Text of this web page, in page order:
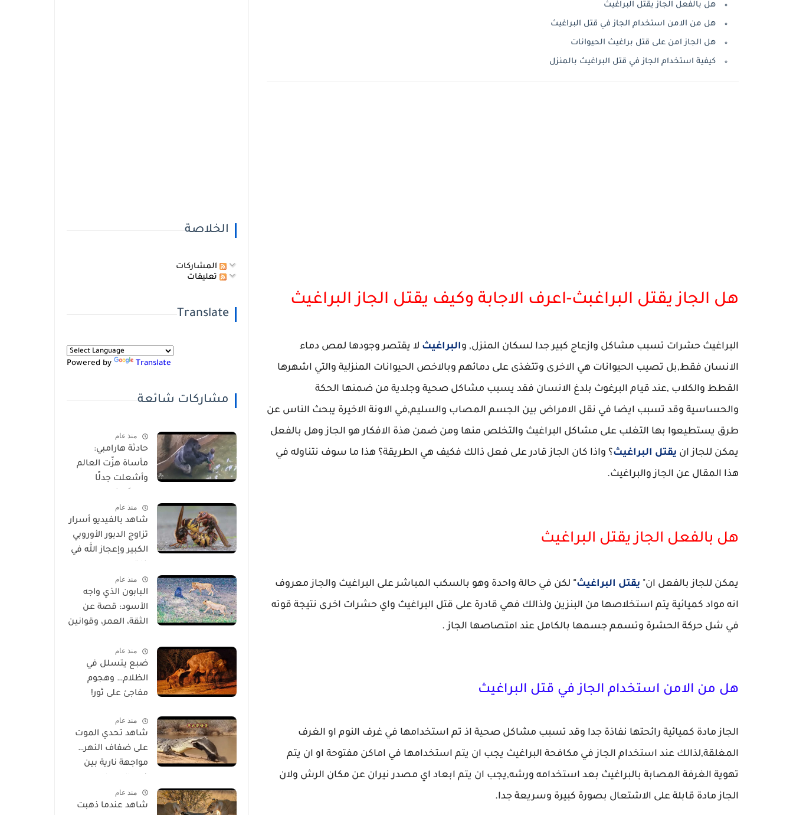
هل بالفعل الجاز يقتل البراغيث
هل من الامن استخدام الجاز في قتل البراغيث
هل الجاز امن على قتل براغيث الحيوانات
كيفية استخدام الجاز في قتل البراغيث بالمنزل
هل الجاز يقتل البراغبث-اعرف الاجابة وكيف يقتل الجاز البراغيث
البراغيث حشرات تسبب مشاكل وازعاج كبير جدا لسكان المنزل, والبراغيث لا يقتصر وجودها لمص دماء
الانسان فقط,بل تصيب الحيوانات هي الاخرى وتتغذى على دمائهم وبالاخص الحيوانات المنزلية والتي اشهرها
القطط والكلاب ,عند قيام البرغوث بلدغ الانسان فقد يسبب مشاكل صحية وجلدية من ضمنها الحكة
والحساسية وقد تسبب ايضا في نقل الامراض بين الجسم المصاب والسليم,في الاونة الاخيرة يبحث الناس عن
طرق يستطيعوا بها التغلب على مشاكل البراغيث والتخلص منها ومن ضمن هذة الافكار هو الجاز وهل بالفعل
يمكن للجاز ان يقتل البراغيث؟ واذا كان الجاز قادر على فعل ذالك فكيف هي الطريقة؟ هذا ما سوف نتناوله في
هذا المقال عن الجاز والبراغيث.
هل بالفعل الجاز يقتل البراغيث
يمكن للجاز بالفعل ان" يقتل البراغيث" لكن في حالة واحدة وهو بالسكب المباشر على البراغيث والجاز معروف
انه مواد كميائية يتم استخلاصها من البنزين ولذالك فهي قادرة على قتل البراغيث واي حشرات اخرى نتيجة قوته
في شل حركة الحشرة وتسمم جسمها بالكامل عند امتصاصها الجاز .
هل من الامن استخدام الجاز في قتل البراغيث
الجاز مادة كميائية رائحتها نفاذة جدا وقد تسبب مشاكل صحية اذ تم استخدامها في غرف النوم او الغرف
المغلقة,لذالك عند استخدام الجاز في مكافحة البراغيث يجب ان يتم استخدامها في اماكن مفتوحة او ان يتم
تهوية الغرفة المصابة بالبراغيث بعد استخدامه ورشه,يجب ان يتم ابعاد اي مصدر نيران عن مكان الرش ولان
الجاز مادة قابلة على الاشتعال بصورة كبيرة وسريعة جدا.
الخلاصة
المشاركات
تعليقات
Translate
Powered by Translate
مشاركات شائعة
منذ عام
حادثة هارامبي:
مأساة هزّت العالم
وأشعلت جدلًا
بالفيديو
منذ عام
شاهد بالفيديو أسرار
تزاوج الدبور الأوروبي
الكبير وإعجاز الله في
منذ عام
البابون الذي واجه
الأسود: قصة عن
الثقة، العمر، وقوانين
منذ عام
ضبع يتسلل في
الظلام… وهجوم
مفاجئ على ثور!
منذ عام
شاهد تحدي الموت
على ضفاف النهر…
مواجهة نارية بين
وتمساح شرس
منذ عام
شاهد عندما ذهبت